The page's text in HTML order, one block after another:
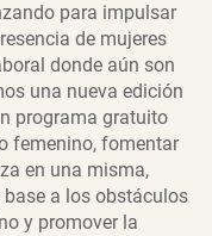
para impulsar
de mujeres
donde aún son
una nueva edición
programa gratuito
femenino, fomentar
en una misma,
a los obstáculos
y promover la